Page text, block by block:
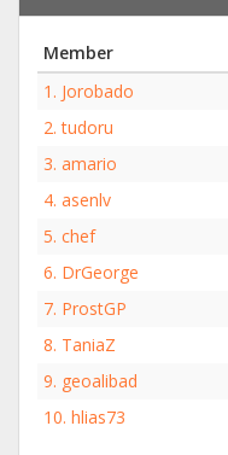
Member
1. Jorobado
2.tudoru
3. amario
4. asenlv
5. chef
6. DrGeorge
7. ProstGP
8. TaniaZ
9. geoalibad
10. hlias73